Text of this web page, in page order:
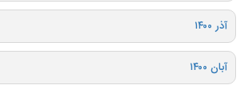
آذر ۱۴۰۰
آبان ۱۴۰۰